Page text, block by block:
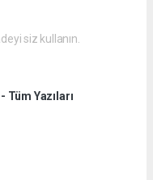
siz kullanın.
Tüm Yazıları